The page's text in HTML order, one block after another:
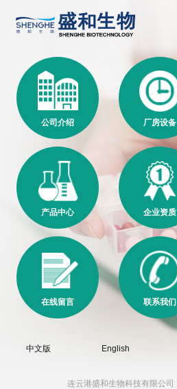
公司介绍 厂房设备
产品中心 企业资质
在线留言 联系我们
中文版 English
连云港盛和生物科技有限公司